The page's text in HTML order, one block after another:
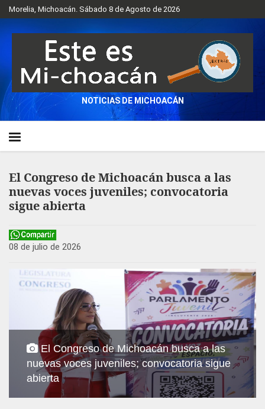
Morelia, Michoacán. Sábado 8 de Agosto de 2026
NOTICIAS DE MICHOACÁN
El Congreso de Michoacán busca a las
nuevas voces juveniles; convocatoria
sigue abierta
08 de julio de 2026
El Congreso de Michoacán busca a las
nuevas voces juveniles; convocatoria sigue
abierta